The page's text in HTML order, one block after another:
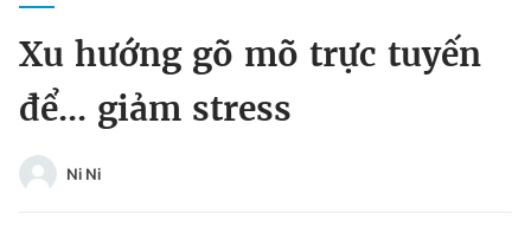
Chào ngày mới
Đổi mật khẩu
Tin đã lưu
Xu hướng gõ mõ trực tuyến
để... giảm stress
Ni Ni